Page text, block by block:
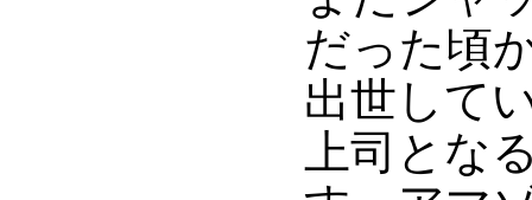
だった頃
出世して
上司とな